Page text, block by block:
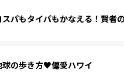
スパもタイパもかなえる！賢者
球の歩き方♥偏愛ハワイ